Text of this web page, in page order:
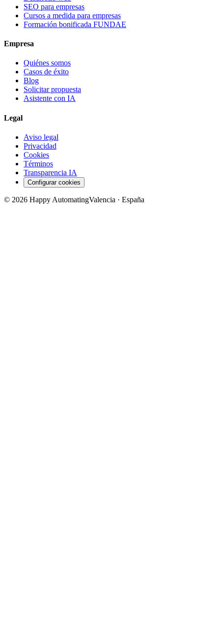
SEO para empresas
Cursos a medida para empresas
Formación bonificada FUNDAE
Empresa
Quiénes somos
Casos de éxito
Blog
Solicitar propuesta
Asistente con IA
Legal
Aviso legal
Privacidad
Cookies
Términos
Transparencia IA
Configurar cookies
© 2026 Happy AutomatingValencia · España